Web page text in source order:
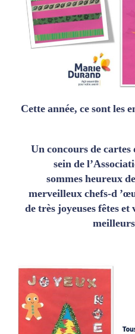
Cette année, ce sont les
Un concours de
sein de
sommes heureux
merveilleux chefs-d
de très joyeuses fêtes